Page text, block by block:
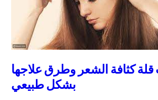
قلة كثافة الشعر وطرق علاجها
بشكل طبيعي